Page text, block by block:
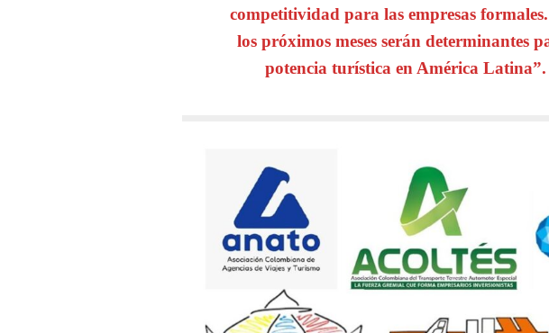
competitividad para las empresas
los próximos meses serán determinantes
potencia turística en América Latina”.